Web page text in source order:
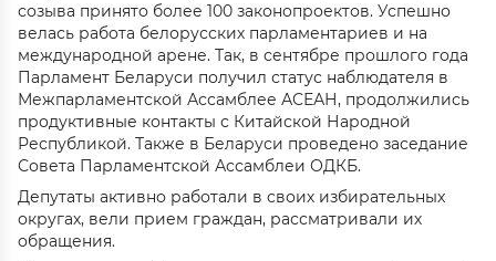
созыва принято более 100 законопроектов. Успешно
велась работа белорусских парламентариев и на
международной арене. Так, в сентябре прошлого года
Парламент Беларуси получил статус наблюдателя в
Межпарламентской Ассамблее АСЕАН, продолжились
продуктивные контакты с Китайской Народной
Республикой. Также в Беларуси проведено заседание
Совета Парламентской Ассамблеи ОДКБ.
Депутаты активно работали в своих избирательных
округах, вели прием граждан, рассматривали их
обращения.